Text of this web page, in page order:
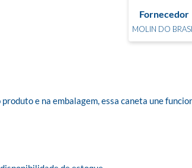
Fornecedor
MOLIN DO
e na embalagem, essa caneta une